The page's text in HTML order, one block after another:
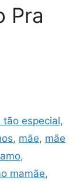
Pra
tão especial,
, mãe, mãe
,
mamãe,